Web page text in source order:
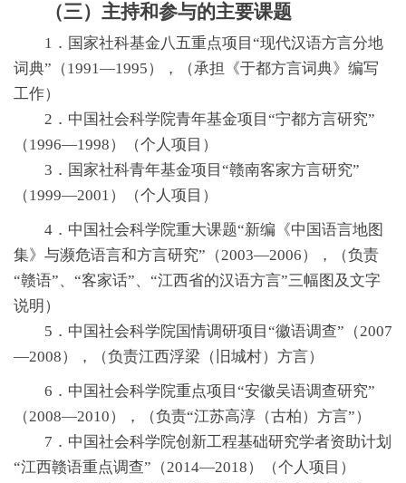
（三） 主持和参与的主要课题
1．国家社科基金八五重点项目“现代汉语方言分地
词典”（1991—1995），（承担《于都方言词典》编写
工作）
2．中国社会科学院青年基金项目“宁都方言研究”
（1996—1998）（个人项目）
3．国家社科青年基金项目“赣南客家方言研究”
（1999—2001）（个人项目）
4．中国社会科学院重大课题“新编《中国语言地图
集》与濒危语言和方言研究”（2003—2006），（负责
“赣语”、“客家话”、“江西省的汉语方言”三幅图及文字
说明）
5．中国社会科学院国情调研项目“徽语调查”（2007
—2008），（负责江西浮梁（旧城村）方言）
6．中国社会科学院重点项目“安徽吴语调查研究”
（2008—2010），（负责“江苏高淳（古柏）方言”）
7．中国社会科学院创新工程基础研究学者资助计划
“江西赣语重点调查”（2014—2018）（个人项目）